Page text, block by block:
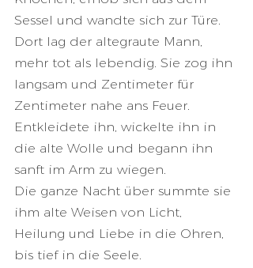
Sessel und wandte sich zur Türe.
Dort lag der altegraute Mann,
mehr tot als lebendig. Sie zog ihn
langsam und Zentimeter für
Zentimeter nahe ans Feuer.
Entkleidete ihn, wickelte ihn in
die alte Wolle und begann ihn
sanft im Arm zu wiegen.
Die ganze Nacht über summte sie
ihm alte Weisen von Licht,
Heilung und Liebe in die Ohren,
bis tief in die Seele.